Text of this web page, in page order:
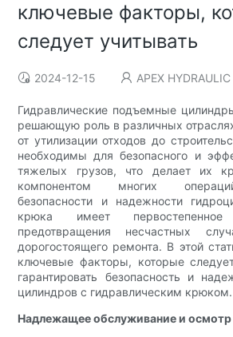
ключевые факторы,
следует учитывать
2024-12-15 APEX HYDRAULIC
Гидравлические подъемные
решающую роль в различных
от утилизации отходов до
необходимы для безопасного и
тяжелых грузов, что делает их
компонентом многих
безопасности и надежности
крюка имеет
предотвращения несчастных
дорогостоящего ремонта. В этой
ключевые факторы, которые
гарантировать безопасность и
цилиндров с гидравлическим крюком.
Надлежащее обслуживание и осмотр